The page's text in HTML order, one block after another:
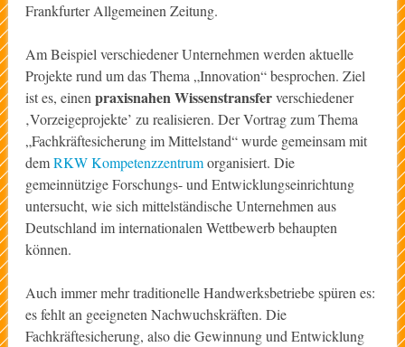
Frankfurter Allgemeinen Zeitung.
Am Beispiel verschiedener Unternehmen werden aktuelle
Projekte rund um das Thema „Innovation“ besprochen. Ziel
ist es, einenpraxisnahen Wissenstransferverschiedener
‚Vorzeigeprojekte’ zu realisieren. Der Vortrag zum Thema
„Fachkräftesicherung im Mittelstand“ wurde gemeinsam mit
demRKW Kompetenzzentrumorganisiert. Die
gemeinnützige Forschungs- und Entwicklungseinrichtung
untersucht, wie sich mittelständische Unternehmen aus
Deutschland im internationalen Wettbewerb behaupten
können.
Auch immer mehr traditionelle Handwerksbetriebe spüren es:
es fehlt an geeigneten Nachwuchskräften. Die
Fachkräftesicherung, also die Gewinnung und Entwicklung